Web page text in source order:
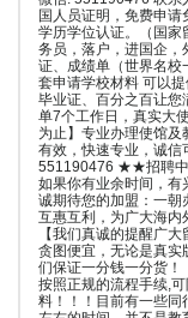
国人员证明，免费申
学历学位认证。（国家
务员，落户，进国企，
证、成绩单（世界名校
套申请学校材料 可以
毕业证、百分之百让
单7个工作日，真实大
为止】专业办理使馆
有效，快速专业，诚信
551190476 ★★招聘中
如果你有业余时间，
诚期待您的加盟：一朝
互惠互利，为广大海内
【我们真诚的提醒广
贪图便宜，无论是真实
们保证一分钱一分货
按照正规的流程手续,
料！！！目前有一些同